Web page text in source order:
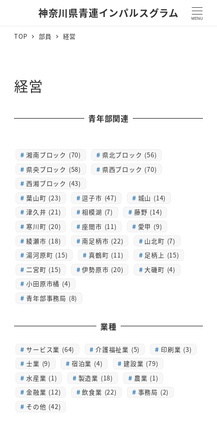
神奈川県青連インパルスグラム MENU
TOP 部員 経営
経営
青年部関連
湘南ブロック (70)
県北ブロック (56)
県央ブロック (58)
県西ブロック (70)
西湘ブロック (43)
葉山町 (23)
逗子市 (47)
城山 (14)
津久井 (21)
相模湖 (7)
藤野 (14)
寒川町 (20)
座間市 (11)
愛甲 (9)
綾瀬市 (18)
南足柄市 (22)
山北町 (7)
湯河原町 (15)
真鶴町 (11)
足柄上 (15)
二宮町 (15)
伊勢原市 (20)
大磯町 (4)
小田原市橘 (4)
青年部事務局 (8)
業種
サービス業 (64) 介護福祉業 (5)
印刷業 (3)
士業 (9)
宿泊業 (4)
建設業 (79)
水産業 (1)
製造業 (18)
農業 (1)
金融業 (12)
飲食業 (22)
事務局 (2)
その他 (42)